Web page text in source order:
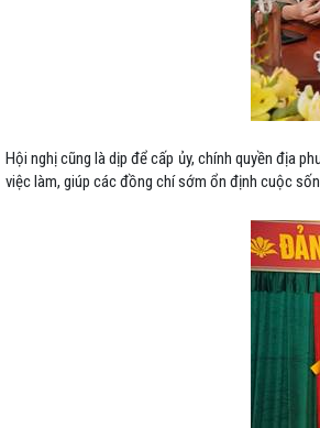
Hội nghị cũng là dịp để cấp ủy, chính quyền địa
việc làm, giúp các đồng chí sớm ổn định cuộc